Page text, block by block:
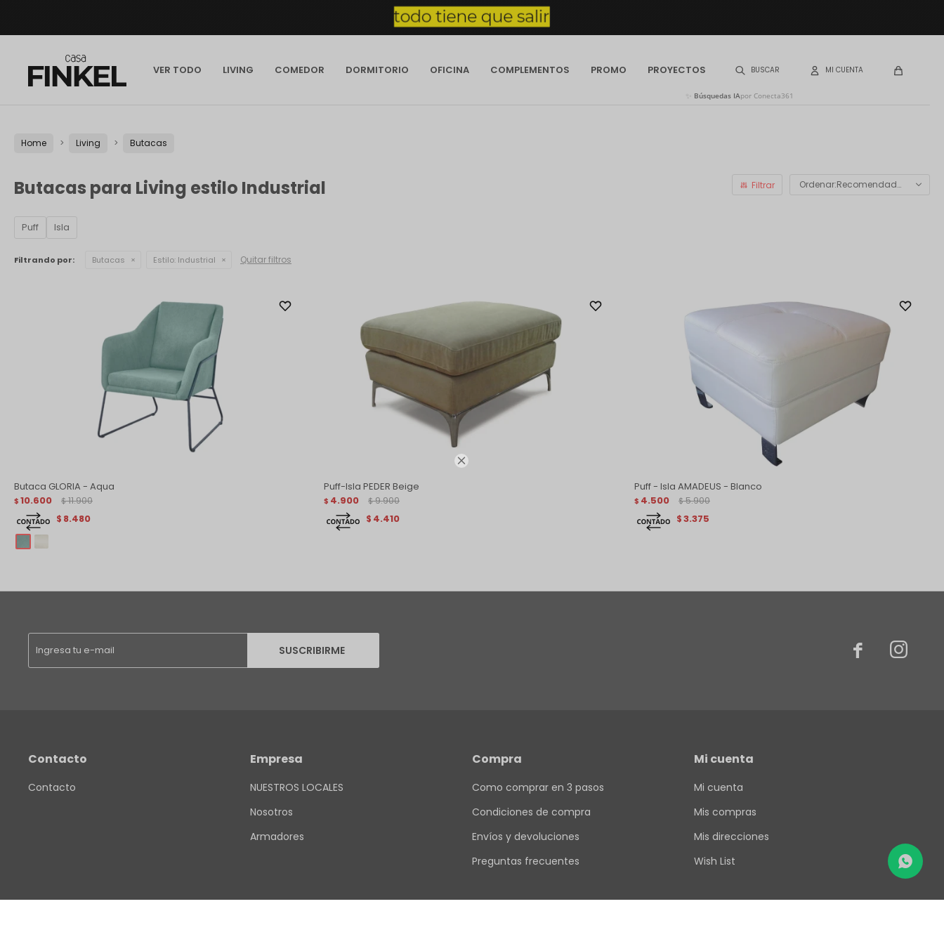

VER TODO LIVING COMEDOR DORMITORIO OFICINA COMPLEMENTOS PROMO PROYECTOS
Búsquedas IApor Conecta361
Home Living Butacas
Butacas para Living estilo Industrial Recomendados
Puff Isla
Filtrando por: Butacas Estilo: Industrial Quitar filtros
Butaca GLORIA - Aqua
$ 10.600 $ 11.900
$ 8.480
Puff-Isla PEDER Beige
$ 4.900 $ 9.900
$ 4.410
Puff - Isla AMADEUS - Blanco
$ 4.500 $ 5.900
$3.375
SUSCRIBIRME  
Contacto
Contacto
Empresa
NUESTROS LOCALES
Nosotros
Armadores
Compra
Como comprar en 3 pasos
Condiciones de compra
Envíos y devoluciones
Preguntas frecuentes
Mi cuenta
Mi cuenta
Mis compras
Mis direcciones
Wish List